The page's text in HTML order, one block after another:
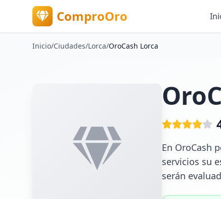
ComproOro
Inicio/Ciudades/Lorca/OroCash Lorca
En OroCash
servicios su
serán